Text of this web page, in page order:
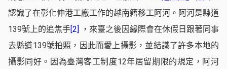
認識了在彰化伸港工廠工作的越南籍移工阿河。阿河是縣道
139號上的追焦手[2]
，來臺之後因緣際會在休假日跟著同事
去縣道139號拍照，因此而愛上攝影，並結識了許多本地的
攝影同好。因為臺灣客工制度12年居留期限的規定，阿河